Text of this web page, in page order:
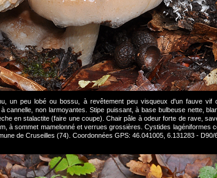
un peu lobé ou bossu, à revêtement peu visqueux d'un fauve vif
cannelle, non larmoyantes. Stipe puissant, à base bulbeuse nette,
en stalactite (faire une coupe). Chair pâle à odeur forte de rave,
à sommet mamelonné et verrues grossières. Cystides lagéniformes
de Cruseilles (74). Coordonnées GPS: 46.041005, 6.131283 -